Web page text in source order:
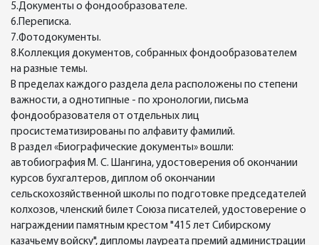
5.Документы о фондообразователе.
6.Переписка.
7.Фотодокументы.
8.Коллекция документов, собранных фондообразователем
на разные темы.
В пределах каждого раздела дела расположены по степени
важности, а однотипные - по хронологии, письма
фондообразователя от отдельных лиц
просистематизированы по алфавиту фамилий.
В раздел «Биографические документы» вошли:
автобиография М. С. Шангина, удостоверения об окончании
курсов бухгалтеров, диплом об окончании
сельскохозяйственной школы по подготовке председателей
колхозов, членский билет Союза писателей, удостоверение о
награждении памятным крестом "415 лет Сибирскому
казачьему войску", дипломы лауреата премий администрации